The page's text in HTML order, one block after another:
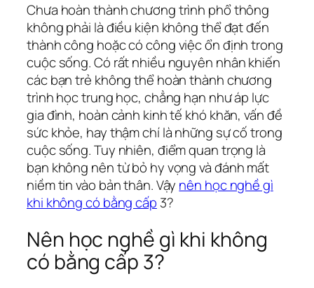
Chưa hoàn thành chương trình phổ thông
không phải là điều kiện không thể đạt đến
thành công hoặc có công việc ổn định trong
cuộc sống. Có rất nhiều nguyên nhân khiến
các bạn trẻ không thể hoàn thành chương
trình học trung học, chẳng hạn như áp lực
gia đình, hoàn cảnh kinh tế khó khăn, vấn đề
sức khỏe, hay thậm chí là những sự cố trong
cuộc sống. Tuy nhiên, điểm quan trọng là
bạn không nên từ bỏ hy vọng và đánh mất
niềm tin vào bản thân. Vậy nên học nghề gì
khi không có bằng cấp 3?
Nên học nghề gì khi không
có bằng cấp 3?